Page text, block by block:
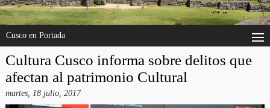
Cusco en Portada
Cultura Cusco informa sobre delitos que
afectan al patrimonio Cultural
martes, 18 julio, 2017